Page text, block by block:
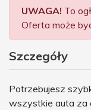
UWAGA! To
Oferta może
Szczegóły
Potrzebujesz
wszystkie auta za